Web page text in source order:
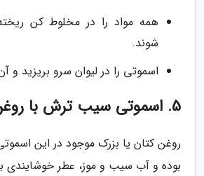
همه مواد را در مخلوط کن
شوند.
اسموتی را در لیوان سرو بریزید و
5. اسموتی سیب ترش با روغن کتان
روغن کتان یا بزرک موجود در این
بوده و آب سیب و موز، عطر